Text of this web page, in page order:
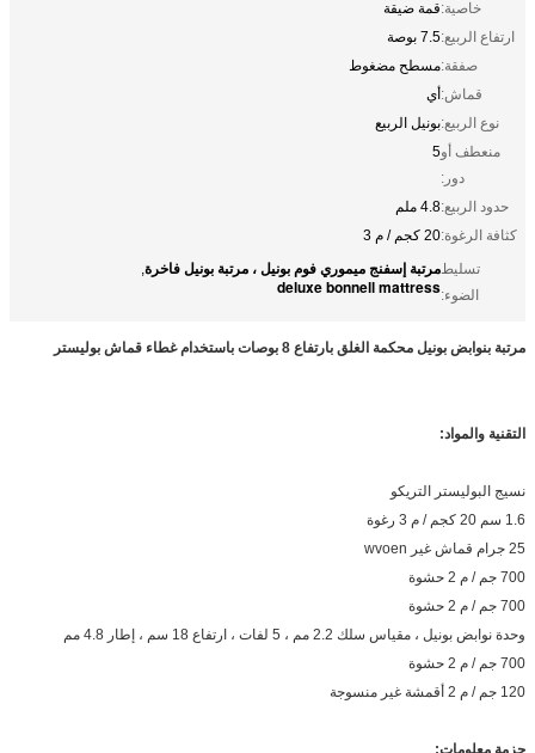
خاصية:قمة ضيقة
ارتفاع الربيع:7.5 بوصة
صفقة:مسطح مضغوط
قماش:أي
نوع الربيع:بونيل الربيع
منعطف أو
دور:
5
حدود الربيع:4.8 ملم
كثافة الرغوة:20 كجم / م 3
تسليط
الضوء:
مرتبة إسفنج ميموري فوم بونيل ، مرتبة بونيل فاخرة,
deluxe bonnell mattress
مرتبة بنوابض بونيل محكمة الغلق بارتفاع 8 بوصات باستخدام غطاء قماش بوليستر
التقنية والمواد:
نسيج البوليستر التريكو
1.6 سم 20 كجم / م 3 رغوة
25 جرام قماش غير wvoen
700 جم / م 2 حشوة
700 جم / م 2 حشوة
وحدة نوابض بونيل ، مقياس سلك 2.2 مم ، 5 لفات ، ارتفاع 18 سم ، إطار 4.8 مم
700 جم / م 2 حشوة
120 جم / م 2 أقمشة غير منسوجة
حزمة معلومات: